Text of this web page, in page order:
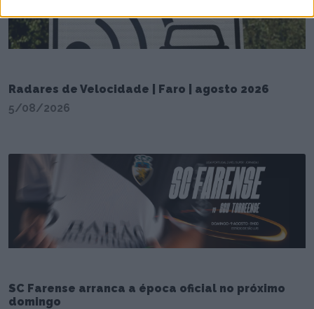
Radares de Velocidade | Faro | agosto 2026
5/08/2026
SC Farense arranca a época oficial no próximo
domingo